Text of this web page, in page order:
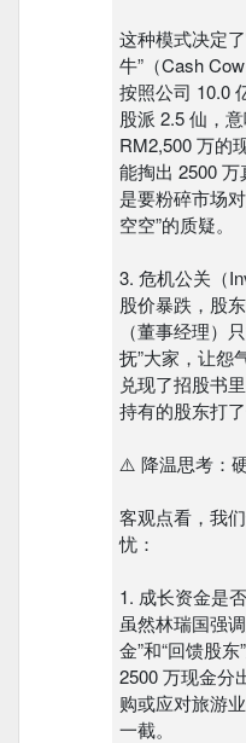
这种模式决定
牛”（Cash Cow
按照公司 10.0
股派 2.5 仙，
RM2,500 万的
能掏出 2500
是要粉碎市场
空空”的质疑。
3. 危机公关（
股价暴跌，股
（董事经理）
抚”大家，让怨
兑现了招股书
持有的股东打
⚠️ 降温思考：
客观点看，我
忧：
1. 成长资金是
虽然林瑞国强
金”和“回馈股
2500 万现金分
购或应对旅游
一截。